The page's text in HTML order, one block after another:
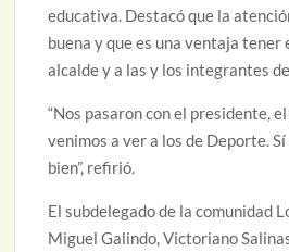
educativa. Destacó que la
buena y que es una ventaja tener
alcalde y a las y los integrantes
“Nos pasaron con el presidente,
venimos a ver a los de Deporte.
bien”, refirió.
El subdelegado de la comunidad
Miguel Galindo, Victoriano